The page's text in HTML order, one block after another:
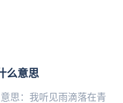
么意思
思：我听见雨滴落在青